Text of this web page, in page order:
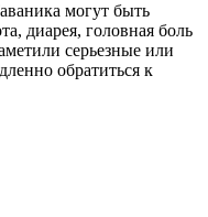
могут быть
диарея, головная боль
серьезные или
обратиться к